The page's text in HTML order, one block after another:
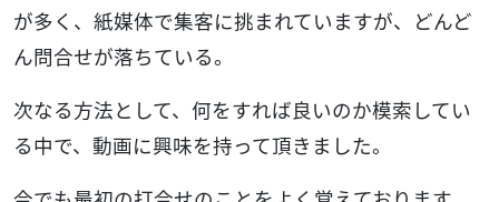
が多く、紙媒体で集客に挑まれていますが、どんど
ん問合せが落ちている。
次なる方法として、何をすれば良いのか模索してい
る中で、動画に興味を持って頂きました。